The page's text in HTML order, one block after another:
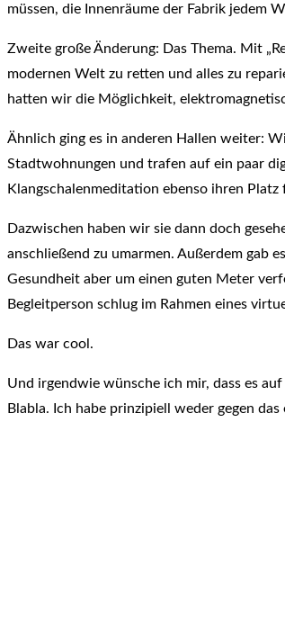
müssen, die Innenräume der Fabrik jedem
Zweite große Änderung: Das Thema. Mit
modernen Welt zu retten und alles zu
hatten wir die Möglichkeit,
Ähnlich ging es in anderen Hallen weiter:
Stadtwohnungen und trafen auf ein paar
Klangschalenmeditation ebenso ihren
Dazwischen haben wir sie dann doch
anschließend zu umarmen. Außerdem gab
Gesundheit aber um einen guten Meter
Begleitperson schlug im Rahmen eines
Das war cool.
Und irgendwie wünsche ich mir, dass es
Blabla. Ich habe prinzipiell weder gegen